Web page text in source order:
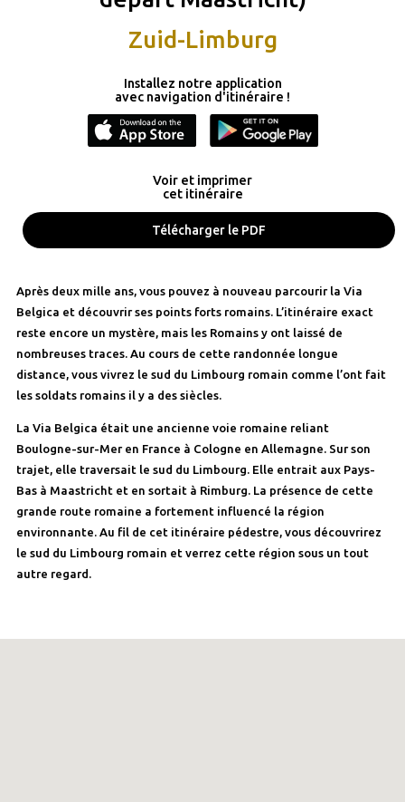
Zuid-Limburg
Installez notre application
avec navigation d'itinéraire !
Voir et imprimer
cet itinéraire
Télécharger le PDF
Après deux mille ans, vous pouvez à nouveau parcourir la Via
Belgica et découvrir ses points forts romains. L’itinéraire exact
reste encore un mystère, mais les Romains y ont laissé de
nombreuses traces. Au cours de cette randonnée longue
distance, vous vivrez le sud du Limbourg romain comme l’ont fait
les soldats romains il y a des siècles.
La Via Belgica était une ancienne voie romaine reliant
Boulogne-sur-Mer en France à Cologne en Allemagne. Sur son
trajet, elle traversait le sud du Limbourg. Elle entrait aux Pays-
Bas à Maastricht et en sortait à Rimburg. La présence de cette
grande route romaine a fortement influencé la région
environnante. Au fil de cet itinéraire pédestre, vous découvrirez
le sud du Limbourg romain et verrez cette région sous un tout
autre regard.